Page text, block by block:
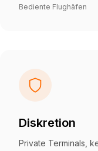
Bediente Flughäfen
Diskretion
Private Terminals,